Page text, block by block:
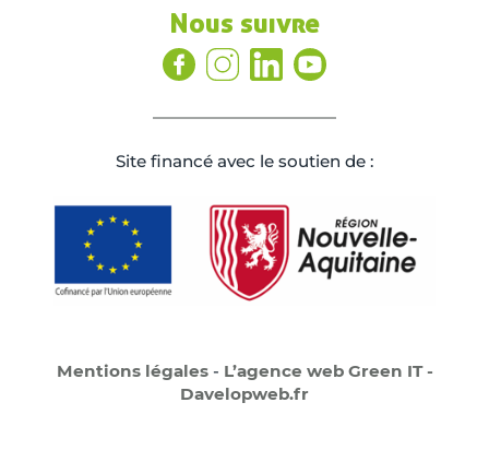
Nous suivre
Site ﬁnancé avec le soutien de :
Mentions légales- L’agence web Green IT -
Davelopweb.fr